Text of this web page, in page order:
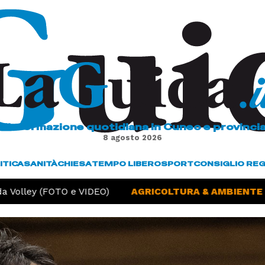
L'informazione quotidiana in Cuneo e
8 agosto 2026
SANITÀCHIESATEMPO LIBEROSPORTCONSIGLIO
(FOTO e VIDEO) AGRICOLTURA & AMBIENTE -